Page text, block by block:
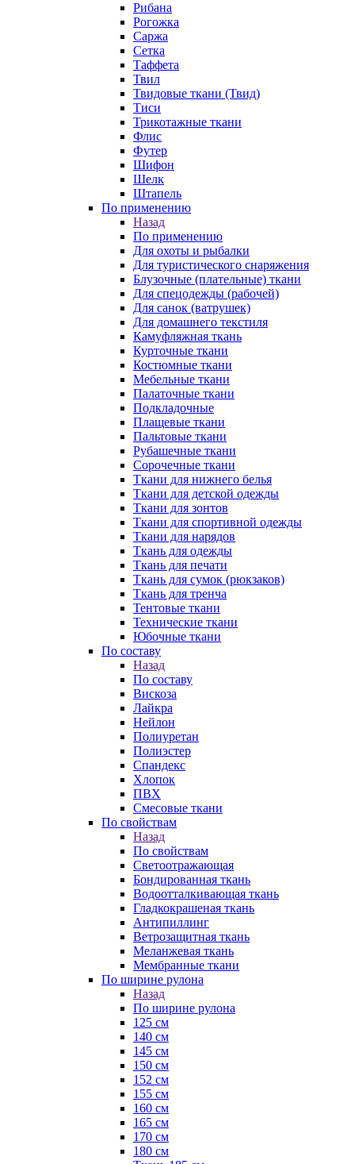
Рибана
Рогожка
Саржа
Сетка
Таффета
Твил
Твидовые ткани (Твид)
Тиси
Трикотажные ткани
Флис
Футер
Шифон
Шелк
Штапель
По применению
Назад
По применению
Для охоты и рыбалки
Для туристического снаряжения
Блузочные (плательные) ткани
Для спецодежды (рабочей)
Для санок (ватрушек)
Для домашнего текстиля
Камуфляжная ткань
Курточные ткани
Костюмные ткани
Мебельные ткани
Палаточные ткани
Подкладочные
Плащевые ткани
Пальтовые ткани
Рубашечные ткани
Сорочечные ткани
Ткани для нижнего белья
Ткани для детской одежды
Ткани для зонтов
Ткани для спортивной одежды
Ткани для нарядов
Ткань для одежды
Ткань для печати
Ткань для сумок (рюкзаков)
Ткань для тренча
Тентовые ткани
Технические ткани
Юбочные ткани
По составу
Назад
По составу
Вискоза
Лайкра
Нейлон
Полиуретан
Полиэстер
Спандекс
Хлопок
ПВХ
Смесовые ткани
По свойствам
Назад
По свойствам
Светоотражающая
Бондированная ткань
Водоотталкивающая ткань
Гладкокрашеная ткань
Антипиллинг
Ветрозащитная ткань
Меланжевая ткань
Мембранные ткани
По ширине рулона
Назад
По ширине рулона
125 см
140 см
145 см
150 см
152 см
155 см
160 см
165 см
170 см
180 см